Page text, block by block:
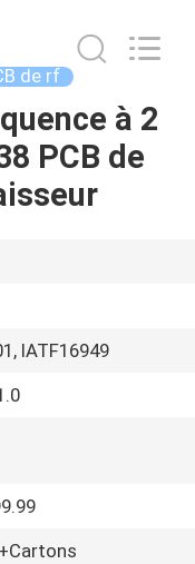
de rf
à 2
PCB de
IATF16949